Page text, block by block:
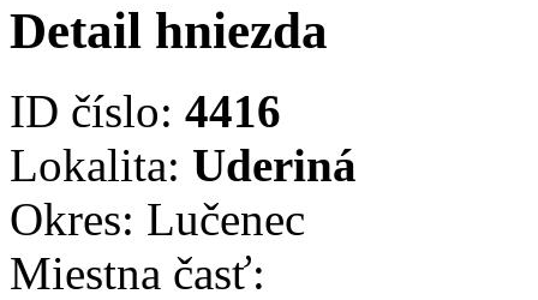
Detail hniezda
ID číslo: 4416
Lokalita: Uderiná
Okres: Lučenec
Miestna časť: